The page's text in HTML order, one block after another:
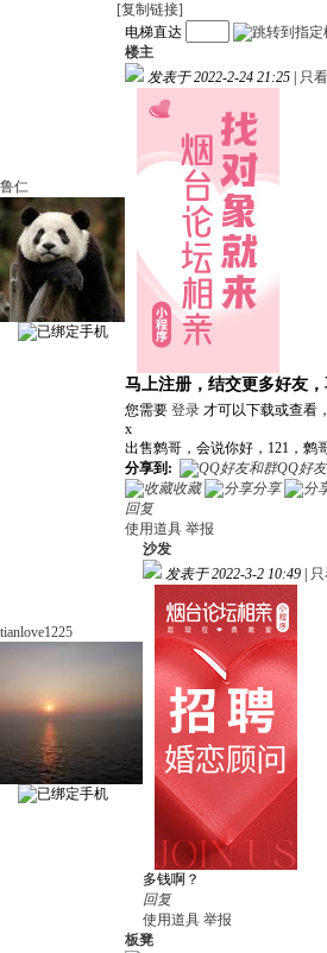
[复制链接]
鲁仁
电梯直达
楼主
发表于 2022-2-24 21:25
只
马上注册，结交更多好友
您需要 登录 才可以下载或查看
x
出售鹩哥，会说你好，121，鹩
分享到:
QQ好
收藏
分享
回复
使用道具 举报
tianlove1225
沙发
发表于 2022-3-2 10:49
多钱啊？
回复
使用道具 举报
板凳